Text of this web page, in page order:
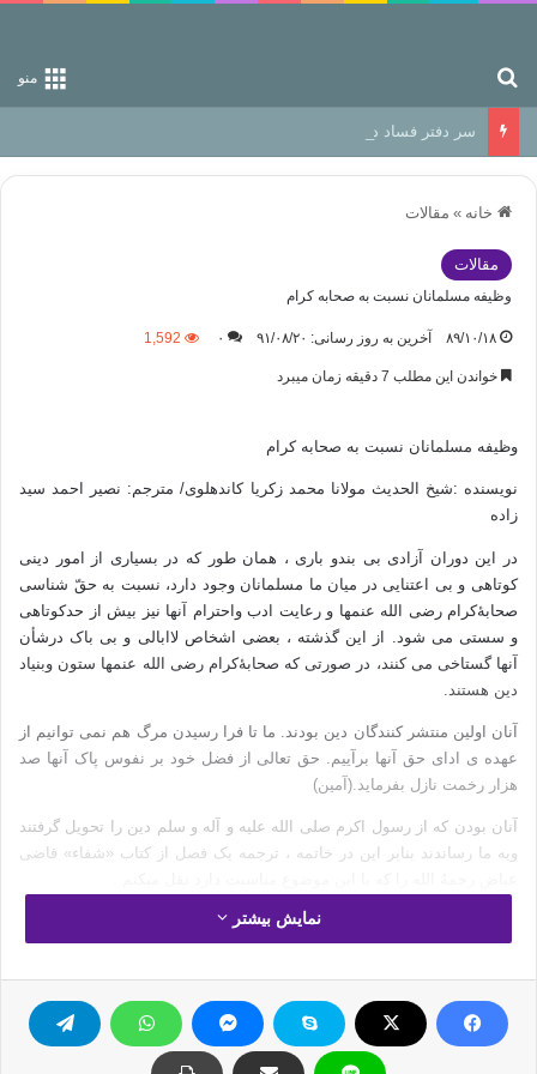
منو
سر دفتر فساد در زمین‌، دوری وکناره‌گیری از راه خداست‌!
خانه » مقالات
مقالات
وظیفه مسلمانان نسبت به صحابه کرام
۸۹/۱۰/۱۸ آخرین به روز رسانی: ۹۱/۰۸/۲۰ ۰ 1,592
خواندن این مطلب 7 دقیقه زمان میبرد
وظیفه مسلمانان نسبت به صحابه کرام
نويسنده :شیخ الحدیث مولانا محمد زکریا کاندهلوی/ مترجم: نصیر احمد سید
زاده
در این دوران آزادی بی بندو باری ، همان طور که در بسیاری از امور دینی
کوتاهی و بی اعتنایی در میان ما مسلمانان وجود دارد، نسبت به حقّ شناسی
صحابۀکرام رضی الله عنمها و رعایت ادب واحترام آنها نیز بیش از حدکوتاهی
و سستی می شود. از این گذشته ، بعضی اشخاص لاابالی و بی باک درشأن
آنها گستاخی می کنند، در صورتی که صحابۀکرام رضی الله عنمها ستون وبنیاد
دین هستند.
آنان اولین منتشر کنندگان دین بودند. ما تا فرا رسیدن مرگ هم نمی توانیم از
عهده ی ادای حق آنها برآییم. حق تعالی از فضل خود بر نفوس پاک آنها صد
هزار رخمت نازل بفرماید.(آمین)
آنان بودن که از رسول اکرم صلی الله علیه و آله و سلم دین را تحویل گرفتند
وبه ما رساندند بنابر این در خاتمه ، ترجمه یک فصل از کتاب «شفاء» قاضی
او می فرماید: اعزاز و گرامی داشت صحابۀکرام رضی الله عنمهاو شناخت
حقوق آنان و اتباع و ستایش از آنان و دعا و استغفار برای آنها و لب گشایی
بدعت و راویان جاهل در تنقید و تنقیص آنان نوشته اند در حقیقت احترام و
اعزازبه مقام رسول اکرم صلی الله علیه و آله و سلم است.
اگر راویانی از این قبیل شنیده شود، لازم است چنان تأویل و تفسیر شوند که
نمایش بیشتر